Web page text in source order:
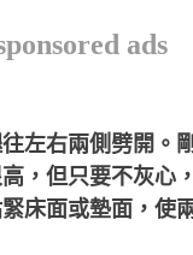
ads
左右兩側劈開。
，但只要不灰心
床面或墊面，使